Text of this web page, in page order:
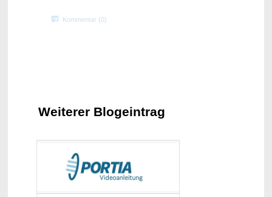
Kommentar (0)
Weiterer Blogeintrag